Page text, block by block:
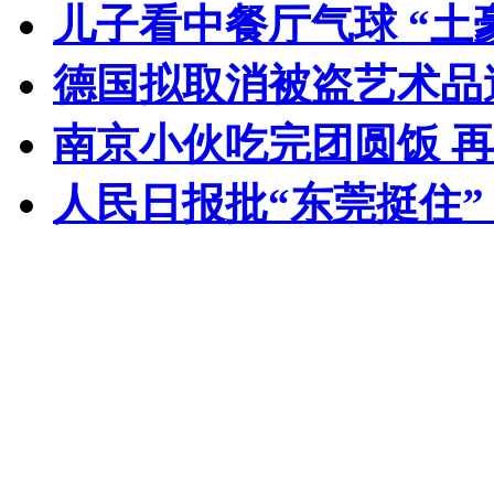
儿子看中餐厅气球 “土
德国拟取消被盗艺术
南京小伙吃完团圆饭
人民日报批“东莞挺住